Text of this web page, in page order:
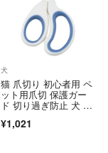
犬
猫 爪切り 初心者用 ペ
ット用爪切 保護ガー
ド 切り過ぎ防止 犬 爪
¥1,021